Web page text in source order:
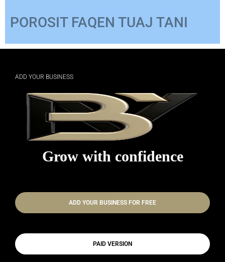
Grow with confidence
PAID VERSION